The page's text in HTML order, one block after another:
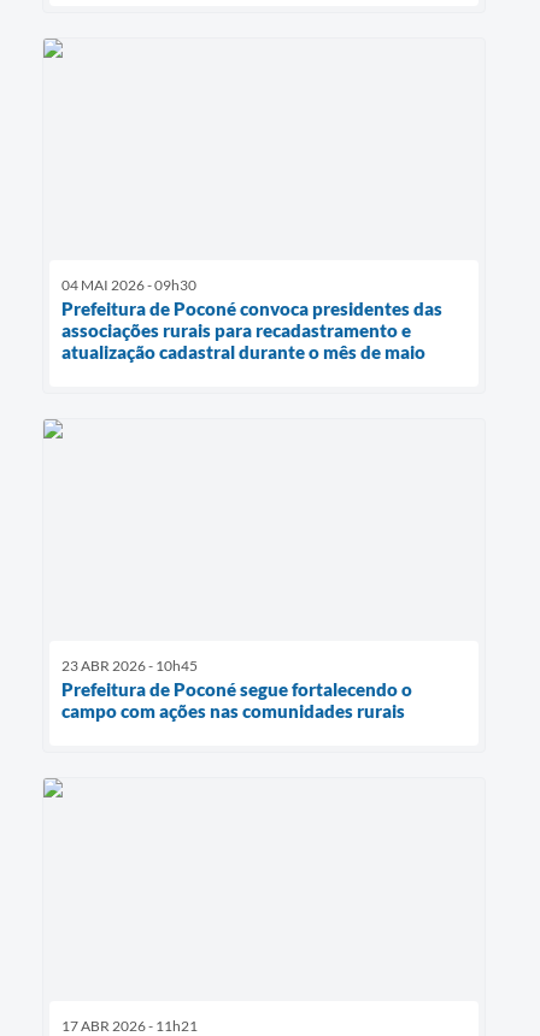
04 MAI 2026 - 09h30
Prefeitura de Poconé convoca presidentes das
associações rurais para recadastramento e
atualização cadastral durante o mês de maio
23 ABR 2026 - 10h45
Prefeitura de Poconé segue fortalecendo o
campo com ações nas comunidades rurais
17 ABR 2026 - 11h21